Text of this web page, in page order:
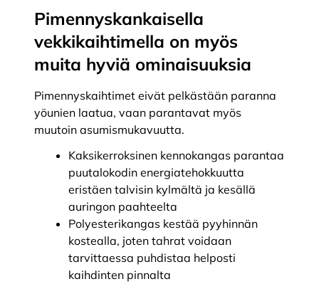
Pimennyskankaisella
vekkikaihtimella on myös
muita hyviä ominaisuuksia
Pimennyskaihtimet eivät pelkästään paranna
yöunien laatua, vaan parantavat myös
muutoin asumismukavuutta.
Kaksikerroksinen kennokangas parantaa
puutalokodin energiatehokkuutta
eristäen talvisin kylmältä ja kesällä
auringon paahteelta
Polyesterikangas kestää pyyhinnän
kostealla, joten tahrat voidaan
tarvittaessa puhdistaa helposti
kaihdinten pinnalta